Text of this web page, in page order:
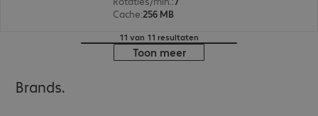
Cache:256 MB
11 van 11 resultaten
Toon meer
Brands.